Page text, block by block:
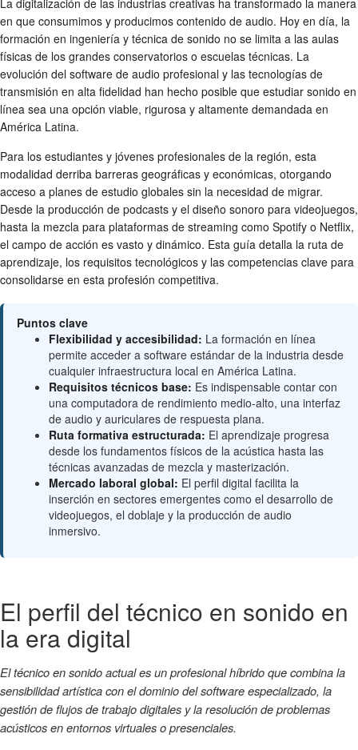
en que consumimos y producimos contenido de audio. Hoy en día, la
formación en ingeniería y técnica de sonido no se limita a las aulas
físicas de los grandes conservatorios o escuelas técnicas. La
evolución del software de audio profesional y las tecnologías de
transmisión en alta fidelidad han hecho posible que estudiar sonido en
línea sea una opción viable, rigurosa y altamente demandada en
América Latina.
Para los estudiantes y jóvenes profesionales de la región, esta
modalidad derriba barreras geográficas y económicas, otorgando
acceso a planes de estudio globales sin la necesidad de migrar.
Desde la producción de podcasts y el diseño sonoro para videojuegos,
hasta la mezcla para plataformas de streaming como Spotify o Netflix,
el campo de acción es vasto y dinámico. Esta guía detalla la ruta de
aprendizaje, los requisitos tecnológicos y las competencias clave para
consolidarse en esta profesión competitiva.
Puntos clave
Flexibilidad y accesibilidad: La formación en línea
permite acceder a software estándar de la industria desde
cualquier infraestructura local en América Latina.
Requisitos técnicos base: Es indispensable contar con
una computadora de rendimiento medio-alto, una interfaz
de audio y auriculares de respuesta plana.
Ruta formativa estructurada: El aprendizaje progresa
desde los fundamentos físicos de la acústica hasta las
técnicas avanzadas de mezcla y masterización.
Mercado laboral global: El perfil digital facilita la
inserción en sectores emergentes como el desarrollo de
videojuegos, el doblaje y la producción de audio
inmersivo.
El perfil del técnico en sonido en
la era digital
El técnico en sonido actual es un profesional híbrido que combina la
sensibilidad artística con el dominio del software especializado, la
gestión de flujos de trabajo digitales y la resolución de problemas
acústicos en entornos virtuales o presenciales.